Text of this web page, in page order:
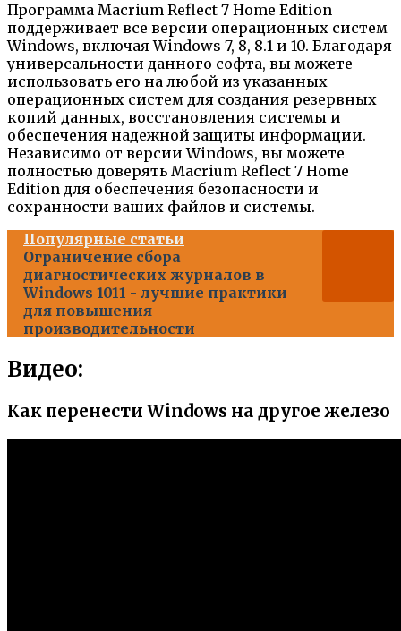
Программа Macrium Reflect 7 Home Edition
поддерживает все версии операционных систем
Windows, включая Windows 7, 8, 8.1 и 10. Благодаря
универсальности данного софта, вы можете
использовать его на любой из указанных
операционных систем для создания резервных
копий данных, восстановления системы и
обеспечения надежной защиты информации.
Независимо от версии Windows, вы можете
полностью доверять Macrium Reflect 7 Home
Edition для обеспечения безопасности и
сохранности ваших файлов и системы.
Популярные статьи
Ограничение сбора
диагностических журналов в
Windows 1011 - лучшие практики
для повышения
производительности
Видео:
Как перенести Windows на другое железо